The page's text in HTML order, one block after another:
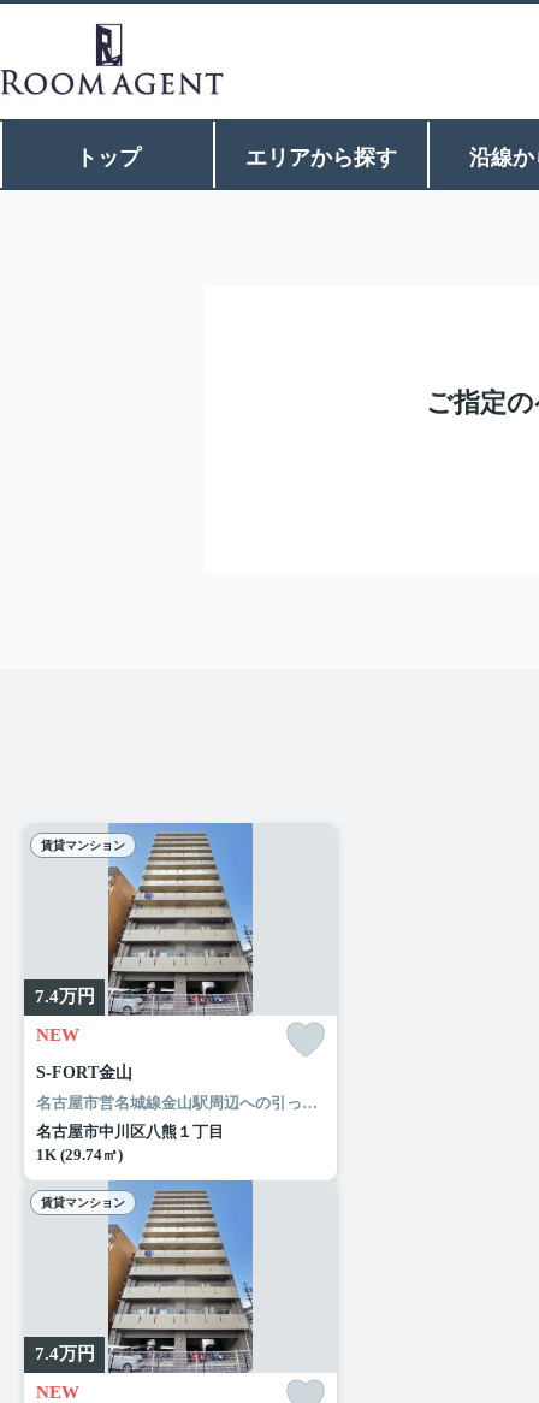
トップ エリアから探す 沿線
ご指定
賃貸マンション
7.4万円
NEW
S-FORT金山
名古屋市営名城線金山駅周辺への引っ越しをお考えなら「S-FORT金山」。セブンイレブン 名古屋尾頭橋店まで徒歩4分と近場にコンビニがあるのもポイント。ここから実現させましょう。新たな住まい探しを楽しみながら始めていきませんか。快適な環境作りのお手伝いをして参ります。
名古屋市中川区八熊１丁目
1K (29.74㎡)
賃貸マンション
7.4万円
NEW